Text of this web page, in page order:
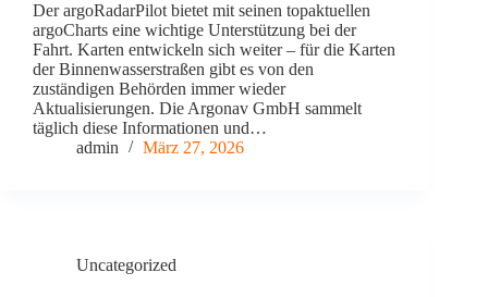
Der argoRadarPilot bietet mit seinen topaktuellen
argoCharts eine wichtige Unterstützung bei der
Fahrt. Karten entwickeln sich weiter – für die Karten
der Binnenwasserstraßen gibt es von den
zuständigen Behörden immer wieder
Aktualisierungen. Die Argonav GmbH sammelt
täglich diese Informationen und…
admin
März 27, 2026
Uncategorized